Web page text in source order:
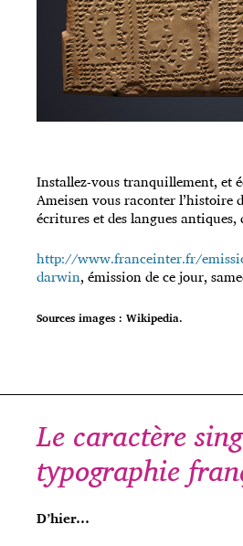
Installez-vous tranquillement, et
Ameisen vous raconter l’histoire
écritures et des langues antiques,
http://www.franceinter.fr/
darwin, émission de ce jour,
Sources images : Wikipedia.
Le caractère
typographie
D’hier…